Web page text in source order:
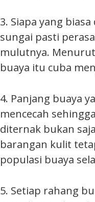
3. Siapa yang
sungai pasti
mulutnya.
buaya itu cuba
4. Panjang buaya
mencecah
diternak bukan
barangan kulit
populasi buaya
5. Setiap rahang